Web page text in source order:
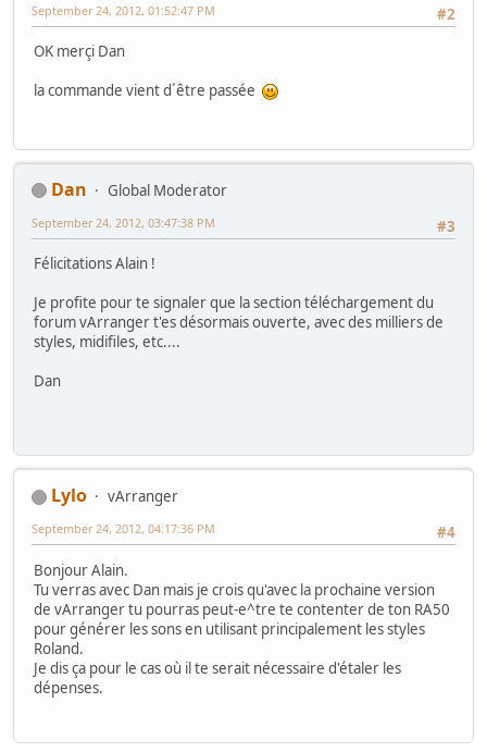
#2
September 24, 2012, 01:52:47 PM
OK merçi Dan
la commande vient d´être passée
Dan
Global Moderator
#3
September 24, 2012, 03:47:38 PM
Félicitations Alain !
Je profite pour te signaler que la section téléchargement du
forum vArranger t'es désormais ouverte, avec des milliers de
styles, midifiles, etc....
Dan
Lylo
vArranger
#4
September 24, 2012, 04:17:36 PM
Bonjour Alain.
Tu verras avec Dan mais je crois qu'avec la prochaine version
de vArranger tu pourras peut-e^tre te contenter de ton RA50
pour générer les sons en utilisant principalement les styles
Roland.
Je dis ça pour le cas où il te serait nécessaire d'étaler les
dépenses.